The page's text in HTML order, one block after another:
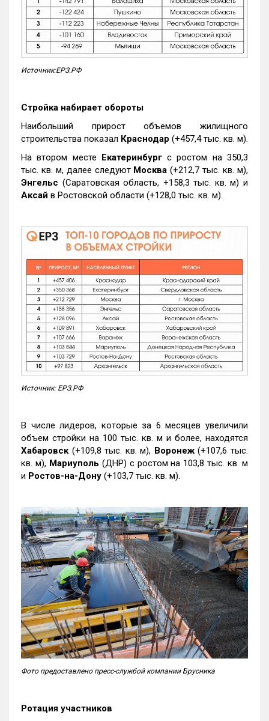
Источник:ЕРЗ.РФ
Стройка набирает обороты
Наибольший прирост объемов жилищного
строительства показал Краснодар (+457,4 тыс. кв. м).
На втором месте Екатеринбургс ростом на 350,3
тыс. кв. м, далее следуют Москва (+212,7 тыс. кв. м),
Энгельс (Саратовская область, +158,3 тыс. кв. м) и
Аксай в Ростовской области (+128,0 тыс. кв. м).
Источник: ЕРЗ.РФ
В числе лидеров, которые за 6 месяцев увеличили
объем стройки на 100 тыс. кв. м и более, находятся
Хабаровск (+109,8 тыс. кв. м), Воронеж(+107,6 тыс.
кв. м), Мариуполь (ДНР) с ростом на 103,8 тыс. кв. м
и Ростов-на-Дону (+103,7 тыс. кв. м).
Фото предоставлено пресс-службой компании Брусника
Ротация участников